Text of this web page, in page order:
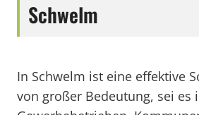
Schwelm
In Schwelm ist eine effektive
von großer Bedeutung, sei es